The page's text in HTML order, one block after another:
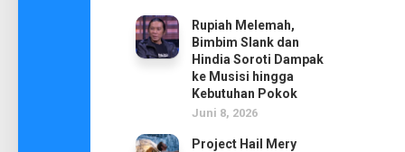
Rupiah Melemah,
Bimbim Slank dan
Hindia Soroti Dampak
ke Musisi hingga
Kebutuhan Pokok
Juni 8, 2026
Project Hail Mery